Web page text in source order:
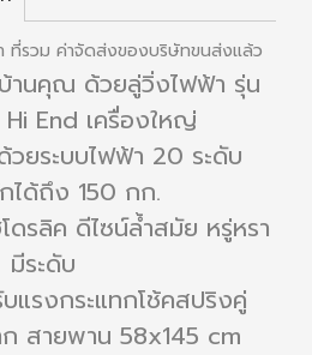
า ที่รวม ค่าจัดส่งของบริษัทขนส่งแล้ว
านคุณ ด้วยลู่วิ่งไฟฟ้า รุ่น
Hi End เครื่องใหญ่
ยระบบไฟฟ้า 20 ระดับ
ได้ถึง 150 กก.
ดรลิค ดีไซน์ล้ำสมัย หรู่หรา
มีระดับ
แรงกระแทกโช้คสปริงคู่
สายพาน 58x145 cm